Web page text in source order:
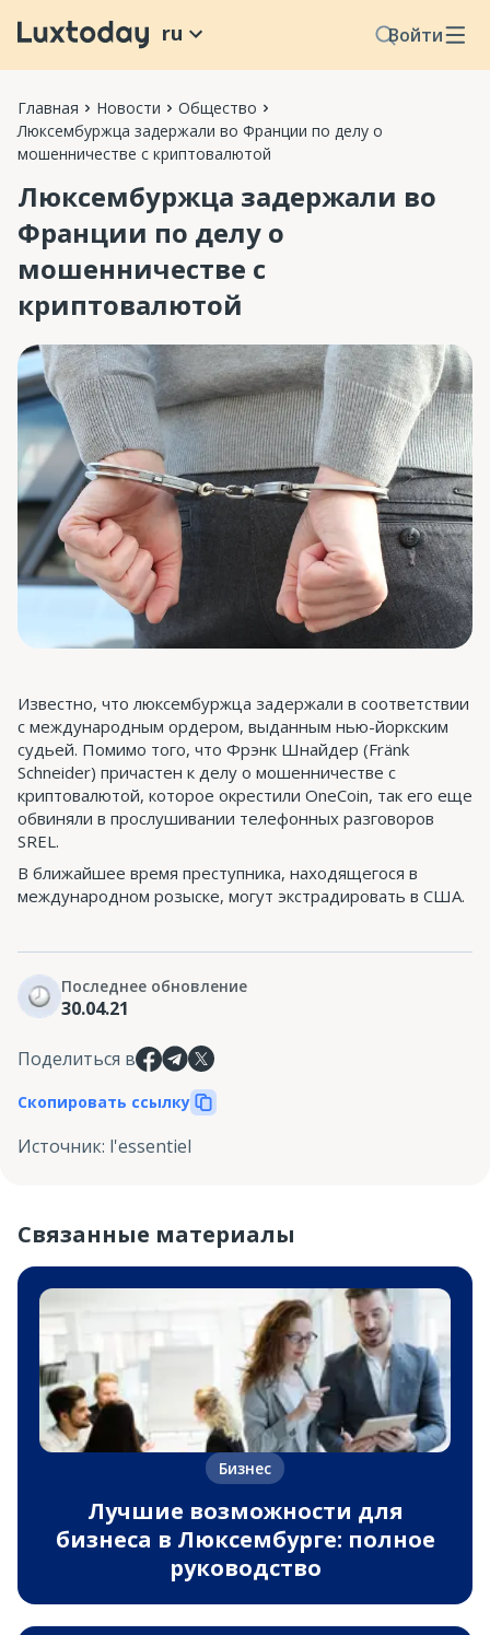
Войти
ru
Главная Новости
Общество
Люксембуржца задержали во Франции по делу о
мошенничестве с криптовалютой
Люксембуржца задержали во
Франции по делу о
мошенничестве с
криптовалютой
Известно, что люксембуржца задержали в соответствии
с международным ордером, выданным нью-йоркским
судьей. Помимо того, что Фрэнк Шнайдер (Fränk
Schneider) причастен к делу о мошенничестве с
криптовалютой, которое окрестили OneCoin, так его еще
обвиняли в прослушивании телефонных разговоров
SREL.
В ближайшее время преступника, находящегося в
международном розыске, могут экстрадировать в США.
Последнее обновление
30.04.21
Поделиться в
Скопировать ссылку
Источник: l'essentiel
Связанные материалы
Бизнес
Лучшие возможности для
бизнеса в Люксембурге: полное
руководство